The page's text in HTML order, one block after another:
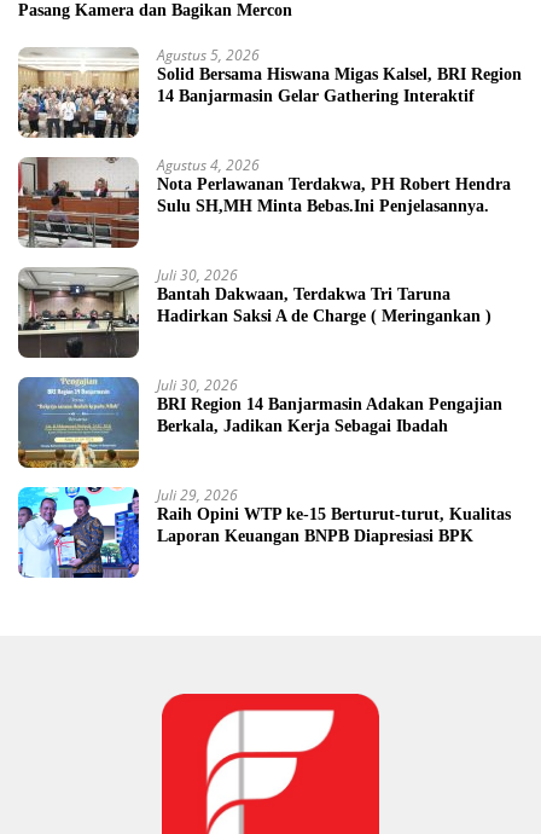
Pasang Kamera dan Bagikan Mercon
Agustus 5, 2026
Solid Bersama Hiswana Migas Kalsel, BRI Region
14 Banjarmasin Gelar Gathering Interaktif
Agustus 4, 2026
Nota Perlawanan Terdakwa, PH Robert Hendra
Sulu SH,MH Minta Bebas.Ini Penjelasannya.
Juli 30, 2026
Bantah Dakwaan, Terdakwa Tri Taruna
Hadirkan Saksi A de Charge ( Meringankan )
Juli 30, 2026
BRI Region 14 Banjarmasin Adakan Pengajian
Berkala, Jadikan Kerja Sebagai Ibadah
Juli 29, 2026
Raih Opini WTP ke-15 Berturut-turut, Kualitas
Laporan Keuangan BNPB Diapresiasi BPK